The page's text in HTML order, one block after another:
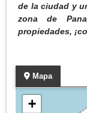
de la ciudad y
zona de
propiedades,
Mapa
+